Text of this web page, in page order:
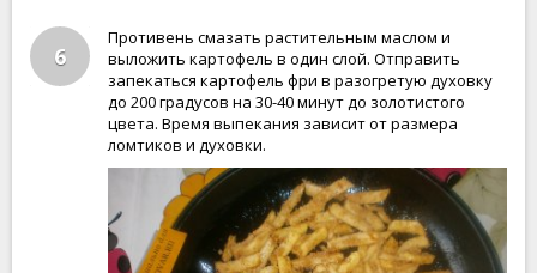
6
Противень смазать растительным маслом и
выложить картофель в один слой. Отправить
запекаться картофель фри в разогретую духовку
до 200 градусов на 30-40 минут до золотистого
цвета. Время выпекания зависит от размера
ломтиков и духовки.